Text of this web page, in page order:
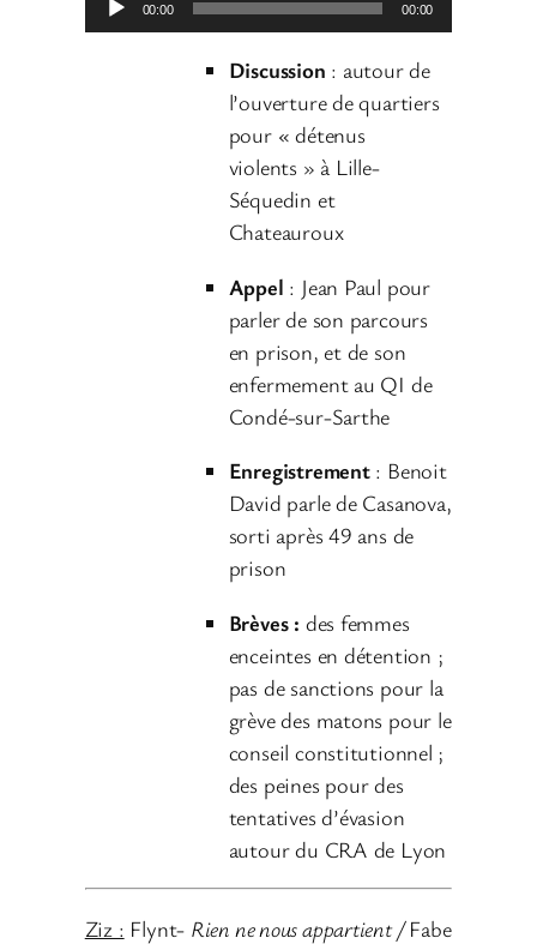
e
00:00 00:00
Discussion : autour de
l’ouverture de quartiers
pour « détenus
violents » à Lille-
Séquedin et
Chateauroux
Appel : Jean Paul pour
parler de son parcours
en prison, et de son
enfermement au QI de
Condé-sur-Sarthe
Enregistrement : Benoit
David parle de Casanova,
sorti après 49 ans de
prison
Brèves : des femmes
enceintes en détention ;
pas de sanctions pour la
grève des matons pour le
conseil constitutionnel ;
des peines pour des
tentatives d’évasion
autour du CRA de Lyon
Ziz : Flynt- Rien ne nous appartient/Fabe